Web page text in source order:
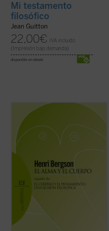
Mi testamento
filosófico
Jean Guitton
22,00€
IVA incluido
(Impresión bajo demanda)
disponible en ebook:
El problema de la relación cuerpo-alma es
de los que no dejan a nadie indiferente. Hay
que añadir además que es un problema
ineludible. Porque tanto si se admite la
dualidad última, metafísica, de ambos
términos, como si se niega, por ...